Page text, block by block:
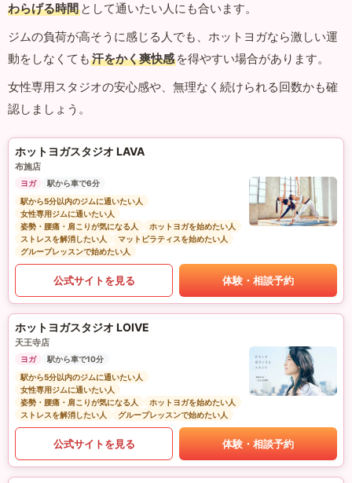
わらげる時間 として通いたい人にも合います。
ジムの負荷が高そうに感じる人でも、ホットヨガなら激しい運
動をしなくても 汗をかく爽快感 を得やすい場合があります。
女性専用スタジオの安心感や、無理なく続けられる回数かも確
認しましょう。
ホットヨガスタジオ LAVA
布施店
ヨガ
駅から車で6分
駅から5分以内のジムに通いたい人
女性専用ジムに通いたい人
姿勢・腰痛・肩こりが気になる人
ホットヨガを始めたい人
ストレスを解消したい人
マットピラティスを始めたい人
グループレッスンで始めたい人
公式サイトを見る 体験・相談予約
ホットヨガスタジオ LOIVE
天王寺店
ヨガ
駅から車で10分
駅から5分以内のジムに通いたい人
女性専用ジムに通いたい人
姿勢・腰痛・肩こりが気になる人
ホットヨガを始めたい人
ストレスを解消したい人
グループレッスンで始めたい人
公式サイトを見る 体験・相談予約